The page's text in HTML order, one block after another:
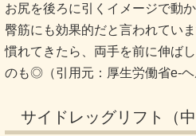
お尻を後ろに引くイメージで動
臀筋にも効果的だと言われていま
慣れてきたら、両手を前に伸ば
のも◎（引用元：厚生労働省e-ヘ
サイドレッグリフト（